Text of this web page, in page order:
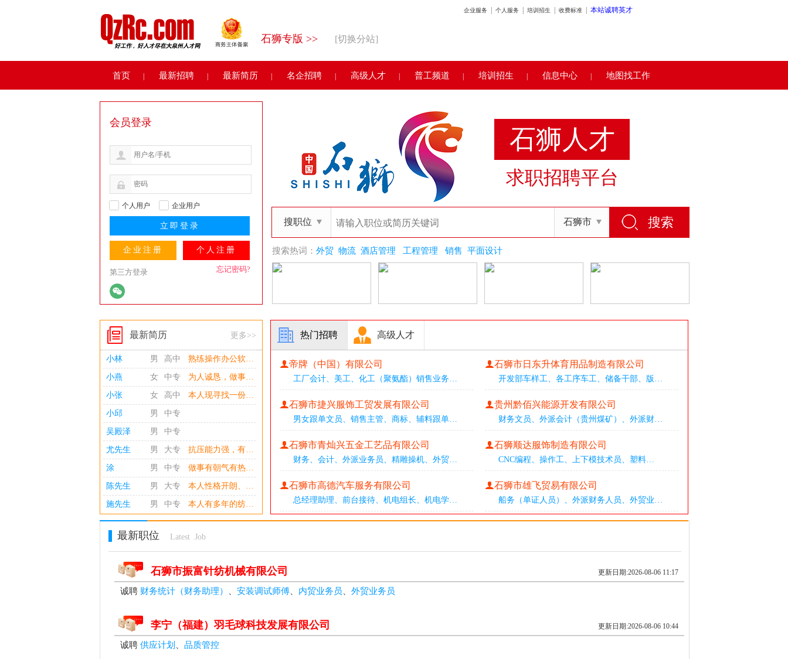
企业服务| 个人服务| 培训招生 收费标准| 本站诚聘英才
石狮专版 >> [切换分站]
首页 最新招聘 最新简历 名企招聘 高级人才 普工频道 培训招生 信息中心 地图找工作
会员登录
个人用户 企业用户
企业注册 个人注册
第三方登录 忘记密码?
石狮人才
求职招聘平台
搜职位 石狮市
搜索热词： 外贸 物流 酒店管理 工程管理 销售 平面设计
最新简历 更多>>
小林 男 高中 熟练操作办公软件，速达工业财务软件,敬业心态稳定，责任心强，可外派。
小燕 女 中专 为人诚恳，做事认真，有较强的责任心和团结合作精神 思维敏捷，适应性强 本人性格开朗，易于相处。 整套内账处理，成本核算，费用审核与管控。 有着较强的沟通协调和统筹能力，能从财务方面为公司的发展提供出准确的建议见解。
小张 女 高中 本人现寻找一份稳定发展的工作，为节约精力时间，请务必看清楚本人的工作经验是否符合你们的要求以及待遇是否符合本人的要求再联系！本人是一个文静的人，在思想上，为人正直，稳定、谦虚。事业心、进取心强，能设身处地为他人着想，热爱集体。在工作上，积极肯干，责任心强，细心，在生活上，有良好的日常生活习惯，团结、关心、帮助朋友并与他们融洽沟通，适应性较强。
小邱 男 中专
吴殿泽 男 中专
尤先生 男 大专 抗压能力强，有责任心，适应能力强，做事效率高。
涂 男 中专 做事有朝气有热情有干劲，工作认真负责，学习能力强且具备出色的良好语言表达能力者。具有良好的沟通能力及团队合作精神，有原则性，掌握WPS office办公软件操作技能。
陈先生 男 大专 本人性格开朗、为人诚恳、乐观向上、兴趣广泛、拥有较强的组织能力和适应能力、并具有较强的管理策划与组织管理协调能力。
施先生 男 中专 本人有多年的纺织布料行业业务工作经验，熟悉棉布梭织交织化纤面料生产染整后整工艺，处理日常工作上的问题比较有方法。后期做化纤坯布销售业务，后整理业务，熟悉市场行情，至今。有较好的营销基础，不限其他行业。熟练操作应用各种电脑办公软件，等ERP办公管理系统应用，产销运营管理，产业升级，优化管理，助力实体市场经济。 用人单位公司企业如有工作岗位业务薪资待遇符合再联系。谢谢！（非诚勿扰）
热门招聘 高级人才
帝牌（中国）有限公司
工厂会计 美工 化工（聚氨酯）销售业务
石狮市日东升体育用品制造有限公司
开发部车样工 各工序车工 储备干部 版
石狮市捷兴服饰工贸发展有限公司
男女跟单文员 销售主管 商标、辅料跟单
贵州黔佰兴能源开发有限公司
财务文员 外派会计（贵州煤矿） 外派财
石狮市青灿兴五金工艺品有限公司
财务 会计 外派业务员 精雕操机 外贸
石狮顺达服饰制造有限公司
CNC编程 操作工 上下模技术员 塑料
石狮市高德汽车服务有限公司
总经理助理 前台接待 机电组长 机电学
石狮市雄飞贸易有限公司
船务（单证人员） 外派财务人员 外贸业
最新职位 Latest Job
石狮市振富针纺机械有限公司 更新日期:2026-08-06 11:17
诚聘 财务统计（财务助理） 安装调试师傅、 内贸业务员 外贸业务员
李宁（福建）羽毛球科技发展有限公司 更新日期:2026-08-06 10:44
诚聘 供应计划 品质管控